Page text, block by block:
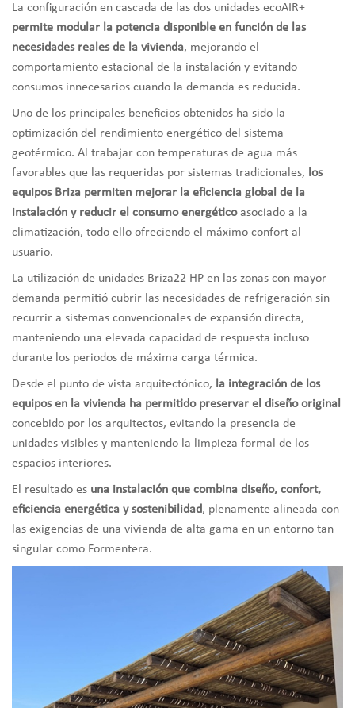
La configuración en cascada de las dos unidades ecoAIR+
permite modular la potencia disponible en función de las
necesidades reales de la vivienda, mejorando el
comportamiento estacional de la instalación y evitando
consumos innecesarios cuando la demanda es reducida.
Uno de los principales beneficios obtenidos ha sido la
optimización del rendimiento energético del sistema
geotérmico. Al trabajar con temperaturas de agua más
favorables que las requeridas por sistemas tradicionales, los
equipos Briza permiten mejorar la eficiencia global de la
instalación y reducir el consumo energéticoasociado a la
climatización, todo ello ofreciendo el máximo confort al
usuario.
La utilización de unidades Briza22 HP en las zonas con mayor
demanda permitió cubrir las necesidades de refrigeración sin
recurrir a sistemas convencionales de expansión directa,
manteniendo una elevada capacidad de respuesta incluso
durante los periodos de máxima carga térmica.
Desde el punto de vista arquitectónico, la integración de los
equipos en la vivienda ha permitido preservar el diseño original
concebido por los arquitectos, evitando la presencia de
unidades visibles y manteniendo la limpieza formal de los
espacios interiores.
El resultado es una instalación que combina diseño, confort,
eficiencia energética y sostenibilidad, plenamente alineada con
las exigencias de una vivienda de alta gama en un entorno tan
singular como Formentera.